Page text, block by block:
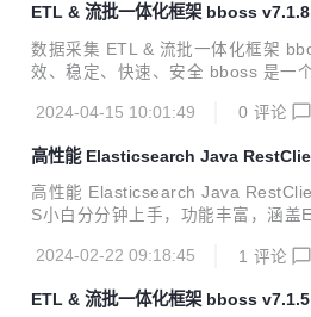
ch/Opensearch java orm 客户端框
一个基于 java 语言实现数据采集作
丰富的输入插件和输出插件，可以基
ETL & 流批一体化框架 bboss
数据采集 ETL & 流批一体化框架
效、稳定、快速、安全 bboss 是一
下三部分构成： Elasticsearch
客户端框架 数据采集同步 ETL ，一
采集作业的强大 ETL 工具，提供丰
件，可以基于插件规范轻松扩展新的
2024-04-15 10:01:49 0 评论
高性能 Elasticsearch Java
发布
高性能 Elasticsearch Java
S小白分分钟上手，功能丰富，涵盖
D，脚本，sql，jdbc，高亮，权重，
户端负载容灾，兼容性好，易于集
2024-02-22 09:18:45 1 评论
ETL & 流批一体化框架 bboss